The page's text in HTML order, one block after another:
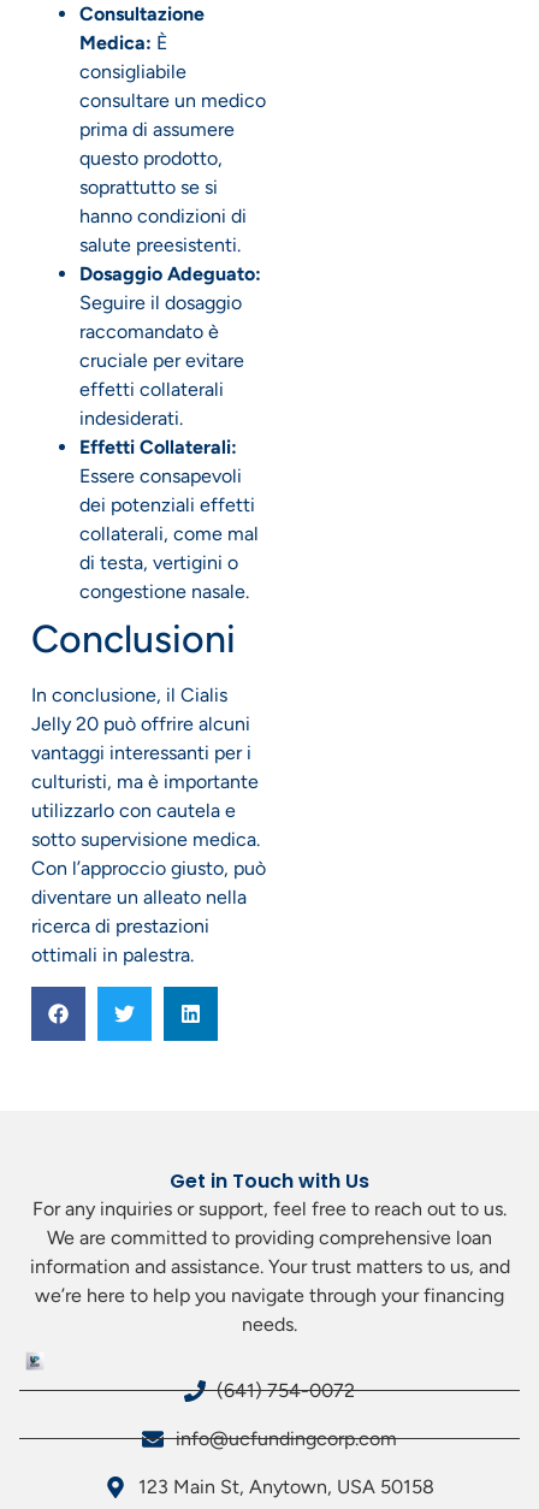
Consultazione
Medica: È
consigliabile
consultare un medico
prima di assumere
questo prodotto,
soprattutto se si
hanno condizioni di
salute preesistenti.
Dosaggio Adeguato:
Seguire il dosaggio
raccomandato è
cruciale per evitare
effetti collaterali
indesiderati.
Effetti Collaterali:
Essere consapevoli
dei potenziali effetti
collaterali, come mal
di testa, vertigini o
congestione nasale.
Conclusioni
In conclusione, il Cialis
Jelly 20 può offrire alcuni
vantaggi interessanti per i
culturisti, ma è importante
utilizzarlo con cautela e
sotto supervisione medica.
Con l’approccio giusto, può
diventare un alleato nella
ricerca di prestazioni
ottimali in palestra.
Get in Touch with Us
For any inquiries or support, feel free to reach out to us.
We are committed to providing comprehensive loan
information and assistance. Your trust matters to us, and
we’re here to help you navigate through your financing
needs.
(641) 754-0072
info@ucfundingcorp.com
123 Main St, Anytown, USA 50158